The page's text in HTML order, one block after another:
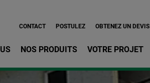
CONTACT POSTULEZ OBTENEZ UN DEVIS
NOS PRODUITS VOTRE PROJET